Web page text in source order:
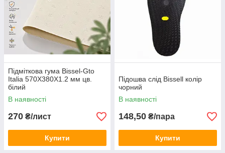
Підміткова гума Bissel-Gto
Italia 570X380X1.2 мм цв.
білий
В наявності
270 ₴/лист
Купити
Підошва слід Bissell колір
чорний
В наявності
148,50 ₴/пара
Купити